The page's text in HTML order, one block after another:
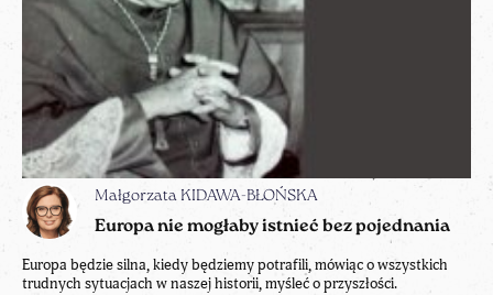
Małgorzata KIDAWA-BŁOŃSKA
Europa nie mogłaby istnieć bez pojednania
Europa będzie silna, kiedy będziemy potrafili, mówiąc o wszystkich
trudnych sytuacjach w naszej historii, myśleć o przyszłości.